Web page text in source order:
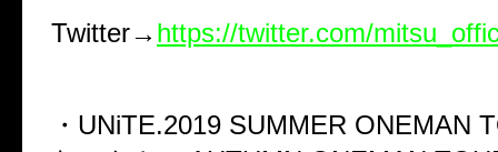
Twitter→ https://twitter.com/
・UNiTE.2019 SUMMER ONEMAN